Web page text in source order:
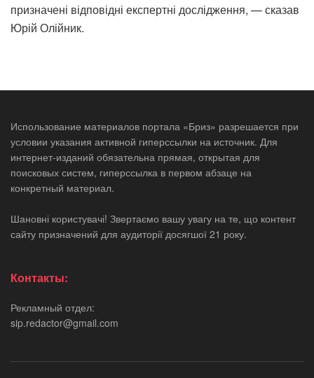
призначені відповідні експертні дослідження, — сказав
Юрій Олійник.
Использование материалов портала «Бриз» разрешается при
условии указания активной гиперссылки на источник. Для
интернет-изданий обязательна прямая, открытая для
поисковых систем, гиперссылка в первом абзаце на
конкретный материал.
Шановні користувачі! Звертаємо вашу увагу на те, що контент
сайту призначений для аудиторії досягшої 21 року.
Контакты:
Рекламный отдел:
sip.redactor@gmail.com